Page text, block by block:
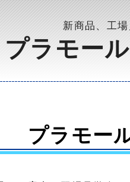
新商品、工
プラモー
プラモー